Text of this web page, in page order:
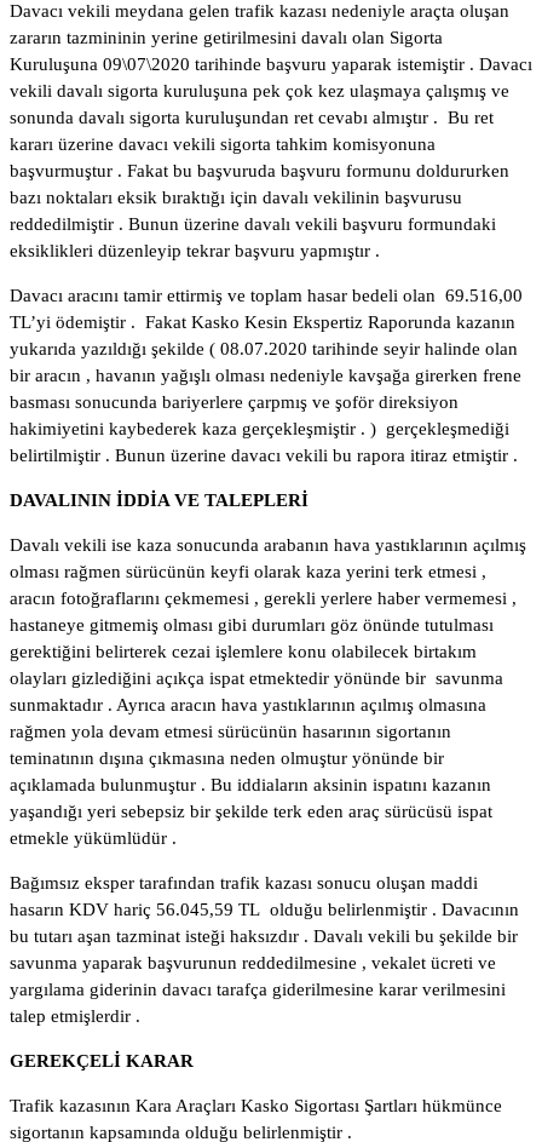
Davacı vekili meydana gelen trafik kazası nedeniyle araçta oluşan
zararın tazmininin yerine getirilmesini davalı olan Sigorta
Kuruluşuna 09\07\2020 tarihinde başvuru yaparak istemiştir . Davacı
vekili davalı sigorta kuruluşuna pek çok kez ulaşmaya çalışmış ve
sonunda davalı sigorta kuruluşundan ret cevabı almıştır . Bu ret
kararı üzerine davacı vekili sigorta tahkim komisyonuna
başvurmuştur . Fakat bu başvuruda başvuru formunu doldururken
bazı noktaları eksik bıraktığı için davalı vekilinin başvurusu
reddedilmiştir . Bunun üzerine davalı vekili başvuru formundaki
eksiklikleri düzenleyip tekrar başvuru yapmıştır .
Davacı aracını tamir ettirmiş ve toplam hasar bedeli olan 69.516,00
TL’yi ödemiştir . Fakat Kasko Kesin Ekspertiz Raporunda kazanın
yukarıda yazıldığı şekilde ( 08.07.2020 tarihinde seyir halinde olan
bir aracın , havanın yağışlı olması nedeniyle kavşağa girerken frene
basması sonucunda bariyerlere çarpmış ve şoför direksiyon
hakimiyetini kaybederek kaza gerçekleşmiştir . ) gerçekleşmediği
belirtilmiştir . Bunun üzerine davacı vekili bu rapora itiraz etmiştir .
DAVALININ İDDİA VE TALEPLERİ
Davalı vekili ise kaza sonucunda arabanın hava yastıklarının açılmış
olması rağmen sürücünün keyfi olarak kaza yerini terk etmesi ,
aracın fotoğraflarını çekmemesi , gerekli yerlere haber vermemesi ,
hastaneye gitmemiş olması gibi durumları göz önünde tutulması
gerektiğini belirterek cezai işlemlere konu olabilecek birtakım
olayları gizlediğini açıkça ispat etmektedir yönünde bir savunma
sunmaktadır . Ayrıca aracın hava yastıklarının açılmış olmasına
rağmen yola devam etmesi sürücünün hasarının sigortanın
teminatının dışına çıkmasına neden olmuştur yönünde bir
açıklamada bulunmuştur . Bu iddiaların aksinin ispatını kazanın
yaşandığı yeri sebepsiz bir şekilde terk eden araç sürücüsü ispat
etmekle yükümlüdür .
Bağımsız eksper tarafından trafik kazası sonucu oluşan maddi
hasarın KDV hariç 56.045,59 TL olduğu belirlenmiştir . Davacının
bu tutarı aşan tazminat isteği haksızdır . Davalı vekili bu şekilde bir
savunma yaparak başvurunun reddedilmesine , vekalet ücreti ve
yargılama giderinin davacı tarafça giderilmesine karar verilmesini
talep etmişlerdir .
GEREKÇELİ KARAR
Trafik kazasının Kara Araçları Kasko Sigortası Şartları hükmünce
sigortanın kapsamında olduğu belirlenmiştir .